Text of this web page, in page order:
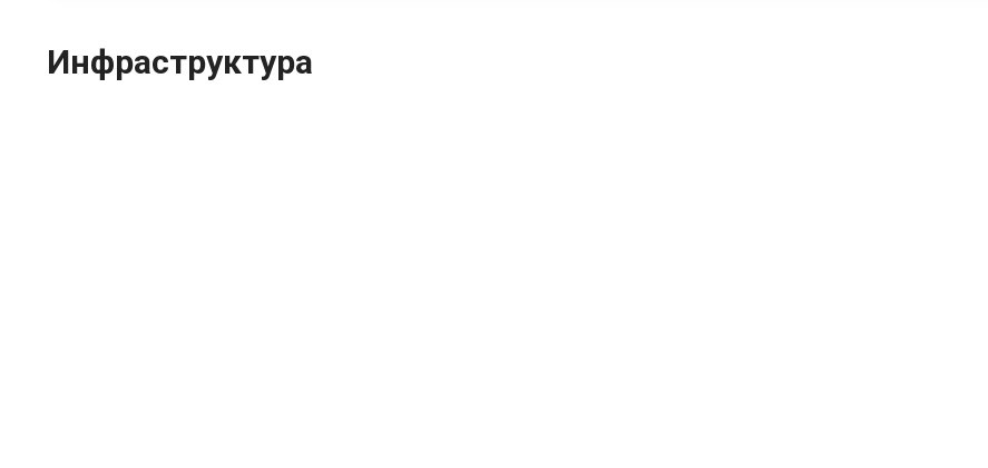
Инфраструктура